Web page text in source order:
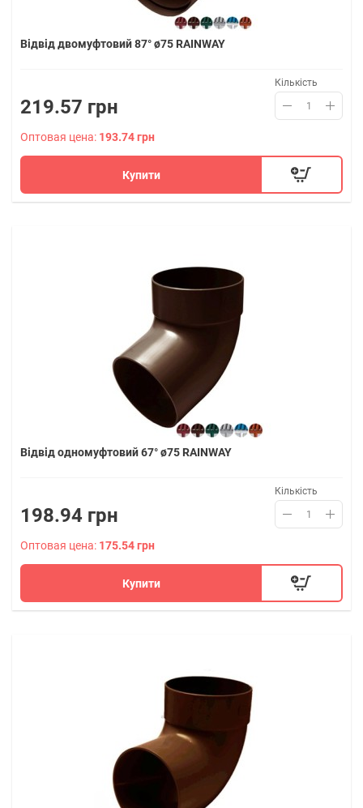
Відвід двомуфтовий 87° ø75 RAINWAY
219.57 грн
Кількість
Оптовая цена: 193.74 грн
Купити
Відвід одномуфтовий 67° ø75 RAINWAY
198.94 грн
Кількість
Оптовая цена: 175.54 грн
Купити